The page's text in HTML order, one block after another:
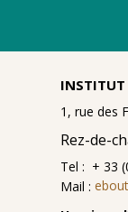
INSTITUT
1, rue des
Rez-de-
Tel : + 33
Mail :